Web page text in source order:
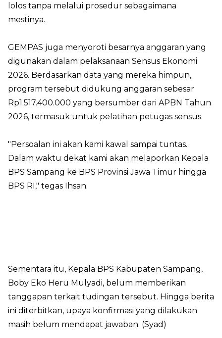
lolos tanpa melalui prosedur sebagaimana
mestinya.
GEMPAS juga menyoroti besarnya anggaran yang
digunakan dalam pelaksanaan Sensus Ekonomi
2026. Berdasarkan data yang mereka himpun,
program tersebut didukung anggaran sebesar
Rp1.517.400.000 yang bersumber dari APBN Tahun
2026, termasuk untuk pelatihan petugas sensus.
"Persoalan ini akan kami kawal sampai tuntas.
Dalam waktu dekat kami akan melaporkan Kepala
BPS Sampang ke BPS Provinsi Jawa Timur hingga
BPS RI," tegas Ihsan.
Sementara itu, Kepala BPS Kabupaten Sampang,
Boby Eko Heru Mulyadi, belum memberikan
tanggapan terkait tudingan tersebut. Hingga berita
ini diterbitkan, upaya konfirmasi yang dilakukan
masih belum mendapat jawaban. (Syad)